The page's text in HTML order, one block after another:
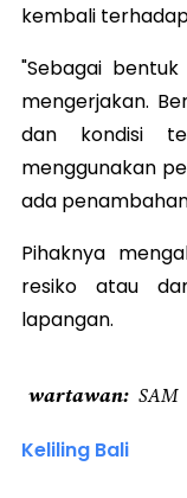
kembali
"Sebagai
mengerjakan.
dan kondisi
menggunakan
ada
Pihaknya
resiko atau
lapangan.
wartawan SAM
Keliling Bali